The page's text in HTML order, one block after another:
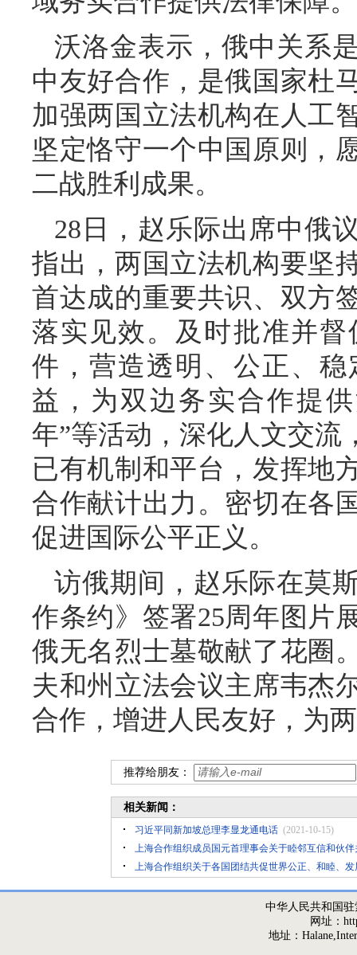
沃洛金表示，俄中关系
中友好合作，是俄国家杜
加强两国立法机构在人工
坚定恪守一个中国原则，
二战胜利成果。
28日，赵乐际出席中俄
指出，两国立法机构要坚
首达成的重要共识、双方
落实见效。及时批准并
件，营造透明、公正、
益，为双边务实合作提
年”等活动，深化人文交流
已有机制和平台，发挥地
合作献计出力。密切在各
促进国际公平正义。
访俄期间，赵乐际在莫
作条约》签署25周年图片
俄无名烈士墓敬献了花圈
夫和州立法会议主席韦杰
合作，增进人民友好，为
推荐给朋友：
相关新闻：
习近平同新加坡总理李显龙通电话 (2021-10-15)
上海合作组织成员国元首理事会关于睦邻互信和伙
上海合作组织关于各国团结共促世界公正、和睦、发
中华人民共和国
网址：
地址：